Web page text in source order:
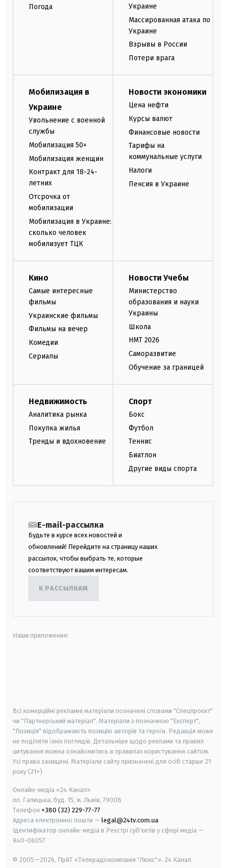
Погода
Украине
Массированная атака по
Украине
Взрывы в России
Потери врага
Мобилизация в
Украине
Увольнение с военной
службы
Мобилизация 50+
Мобилизация женщин
Контракт для 18-24-
летних
Отсрочка от
мобилизации
Мобилизация в Украине:
сколько человек
мобилизует ТЦК
Новости экономики
Цена нефти
Курсы валют
Финансовые новости
Тарифы на
коммунальные услуги
Налоги
Пенсия в Украине
Кино
Самые интересные
фильмы
Украинские фильмы
Фильмы на вечер
Комедии
Сериалы
Новости Учебы
Министерство
образования и науки
Украины
Школа
НМТ 2026
Саморазвитие
Обучение за границей
Недвижимость
Аналитика рынка
Покупка жилья
Тренды и вдохновение
Спорт
Бокс
Футбол
Теннис
Биатлон
Другие виды спорта
E-mail-рассылка
Будьте в курсе всех новостей и
обновлений! Перейдите на страницу наших
рассылок, чтобы выбрать те, которые
соответствуют вашим интересам.
К РАССЫЛКАМ
Наши приложения:
Всі комерційні рекламні матеріали позначені словами "Спецпроєкт"
чи "Партнерський матеріал". Матеріали з позначкою "Експерт",
"Позиція" відображають позицію авторів та героїв. Редакція може
не поділяти їхніх поглядів. Детальніше щодо реклами та правил
цитування можна ознайомитись в правилах користування сайтом.
Усі права захищені. Матеріали сайту призначені для осіб старше 21
року (21+)
Онлайн-медіа «24 Канал»
пл. Галицька, буд. 15, м. Львів, 79008
Телефон +380 (32) 229-77-77
Адреса електронної пошти — legal@24tv.com.ua
Ідентифікатор онлайн-медіа в Реєстрі суб'єктів у сфері медіа —
R40-06057
© 2005—2026, ПрАТ «Телерадіокомпанія "Люкс"», 24 Канал.